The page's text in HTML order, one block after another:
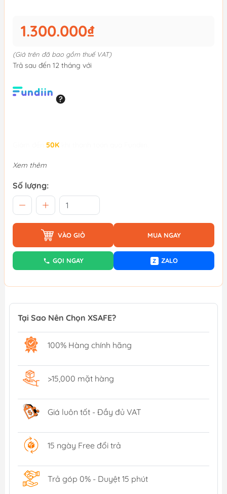
1.300.000₫
(Giá trên đã bao gồm thuế VAT)
Trả sau đến 12 tháng với
50K
Xem thêm
Số lượng:
VÀO GIỎ MUA NGAY
GỌI NGAY Z ZALO
Tại Sao Nên Chọn XSAFE?
100% Hàng chính hãng
>15,000 mặt hàng
Giá luôn tốt - Đầy đủ VAT
15 ngày Free đổi trả
Trả góp 0% - Duyệt 15 phút